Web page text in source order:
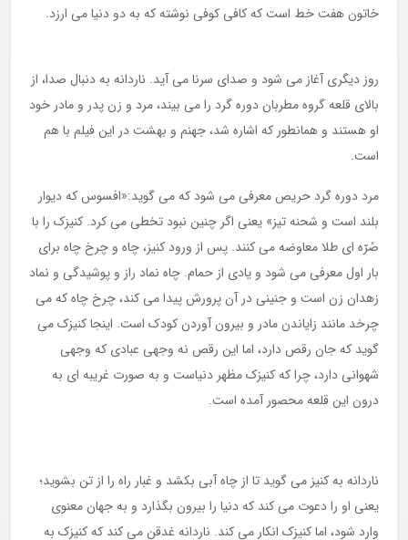
خاتون هفت خط است که کافی کوفی نوشته که به دو دنیا می ارزد.
روز دیگری آغاز می شود و صدای سرنا می آید. ناردانه به دنبال صدا، از
بالای قلعه گروه مطربان دوره گرد را می بیند، مرد و زن پدر و مادر خود
او هستند و همانطور که اشاره شد، جهنم و بهشت در این فیلم با هم
است.
مرد دوره گرد حریص معرفی می شود که می گوید:«افسوس که دیوار
بلند است و شحنه تیز» یعنی اگر چنین نبود تخطی می کرد. کنیزک را با
صُرّه ای طلا معاوضه می کنند. پس از ورود کنیز، چاه و چرخ چاه برای
بار اول معرفی می شود و یادی از حمام. چاه نماد راز و پوشیدگی و نماد
زهدان زن است و جنینی در آن پرورش پیدا می کند، چرخ چاه که می
چرخد مانند زایاندن مادر و بیرون آوردن کودک است. اینجا کنیزک می
گوید که جان رقص دارد، اما این رقص نه وجهی عبادی که وجهی
شهوانی دارد، چرا که کنیزک مظهر دنیاست و به صورت غریبه ای به
درون این قلعه محصور آمده است.
ناردانه به کنیز می گوید تا از چاه آبی بکشد و غبار راه را از تن بشوید؛
یعنی او را دعوت می کند که دنیا را بیرون بگذارد و به جهان معنوی
وارد شود، اما کنیزک انکار می کند. ناردانه غدقن می کند که کنیزک به